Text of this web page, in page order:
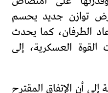
توازن جديد يحسم
الطرفان، كما يحدث
القوة العسكرية، إلى
أن الإتفاق المقترح